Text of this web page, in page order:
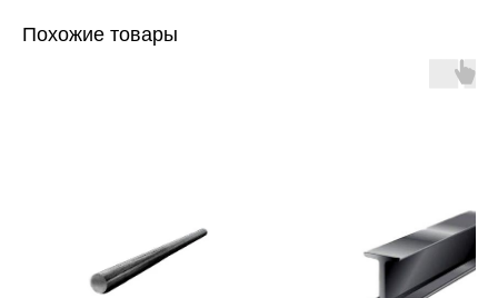
Похожие товары